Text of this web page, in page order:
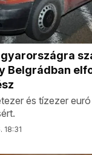
Belgrádban
és tízezer
18:31